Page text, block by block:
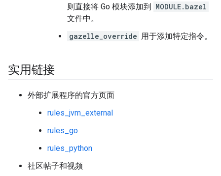
则直接将 Go 模块添加到 MODULE.bazel
文件中。
gazelle_override 用于添加特定指令。
实用链接
外部扩展程序的官方页面
rules_jvm_external
rules_go
rules_python
社区帖子和视频